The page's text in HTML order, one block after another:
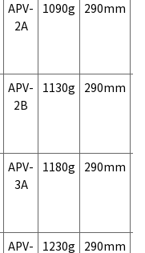
APV-
2A
1090g 290mm
APV-
2B
1130g 290mm
APV-
3A
1180g 290mm
APV-
1230g 290mm